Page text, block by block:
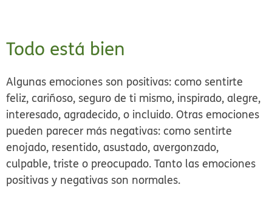
Todo está bien
Algunas emociones son positivas: como sentirte
feliz, cariñoso, seguro de ti mismo, inspirado, alegre,
interesado, agradecido, o incluido. Otras emociones
pueden parecer más negativas: como sentirte
enojado, resentido, asustado, avergonzado,
culpable, triste o preocupado.Tanto las emociones
positivas y negativas son normales.